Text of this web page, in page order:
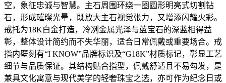
空，象征忠诚与智慧。主石周围环绕一圈圆形明亮式切割钻
石，形成璀璨光晕，既放大主石视觉张力，又增添闪耀火彩。
戒托为18K白金打造，冷冽金属光泽与蓝宝石的深蓝相得益
彰，整体设计简约而不失华丽，适合日常佩戴或重要场合。戒
指内壁刻有“I KNOW”品牌标识及“G18K”材质标记，彰显工艺
细节与品质保证。其结构贴合指型，佩戴舒适且不易勾发，是
兼具文化寓意与现代美学的轻奢珠宝之选，亦可作为纪念日或